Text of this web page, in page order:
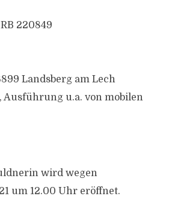
220849
Landsberg am Lech
u.a. von mobilen
wird wegen
um 12.00 Uhr eröffnet.